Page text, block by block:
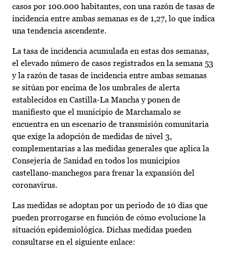
casos por 100.000 habitantes, con una razón de tasas de
incidencia entre ambas semanas es de 1,27, lo que indica
una tendencia ascendente.
La tasa de incidencia acumulada en estas dos semanas,
el elevado número de casos registrados en la semana 53
y la razón de tasas de incidencia entre ambas semanas
se sitúan por encima de los umbrales de alerta
establecidos en Castilla-La Mancha y ponen de
manifiesto que el municipio de Marchamalo se
encuentra en un escenario de transmisión comunitaria
que exige la adopción de medidas de nivel 3,
complementarias a las medidas generales que aplica la
Consejería de Sanidad en todos los municipios
castellano-manchegos para frenar la expansión del
coronavirus.
Las medidas se adoptan por un periodo de 10 días que
pueden prorrogarse en función de cómo evolucione la
situación epidemiológica. Dichas medidas pueden
consultarse en el siguiente enlace: